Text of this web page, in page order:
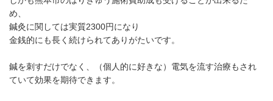
め、
鍼灸に関しては実質2300円になり
金銭的にも長く続けられてありがたいです。
鍼を刺すだけでなく、（個人的に好きな）電気を流す治療もされ
ていて効果を期待できます。